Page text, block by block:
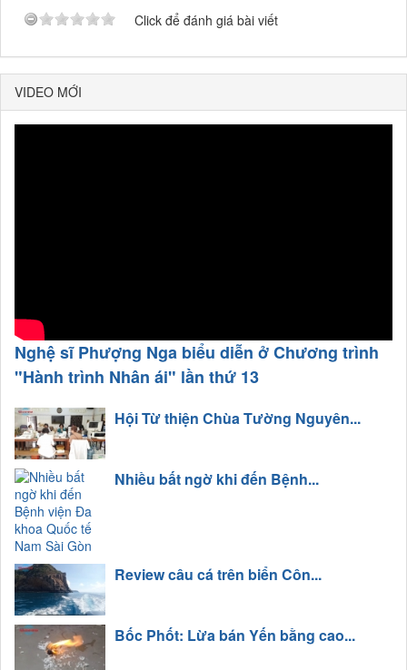
Click để đánh giá bài viết
VIDEO MỚI
Nghệ sĩ Phượng Nga biểu diễn ở Chương trình
"Hành trình Nhân ái" lần thứ 13
Hội Từ thiện Chùa Tường Nguyên...
Nhiều bất ngờ khi đến Bệnh...
Review câu cá trên biển Côn...
Bốc Phốt: Lừa bán Yến bằng cao...